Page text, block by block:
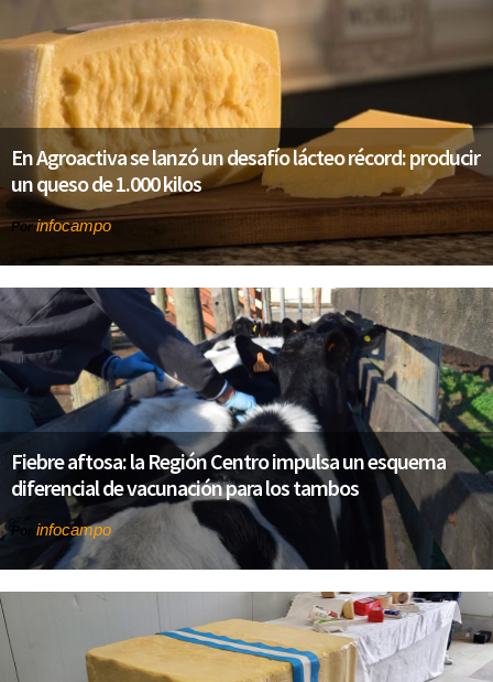
En Agroactiva se lanzó un desafío lácteo récord: producir
un queso de 1.000 kilos
Porinfocampo
Fiebre aftosa: la Región Centro impulsa un esquema
diferencial de vacunación para los tambos
Por infocampo